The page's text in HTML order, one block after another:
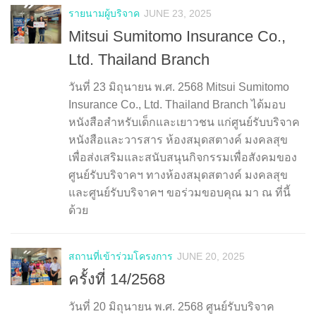
รายนามผู้บริจาค JUNE 23, 2025
Mitsui Sumitomo Insurance Co.,
Ltd. Thailand Branch
วันที่ 23 มิถุนายน พ.ศ. 2568 Mitsui Sumitomo
Insurance Co., Ltd. Thailand Branch ได้มอบ
หนังสือสำหรับเด็กและเยาวชน แก่ศูนย์รับบริจาค
หนังสือและวารสาร ห้องสมุดสตางค์ มงคลสุข
เพื่อส่งเสริมและสนับสนุนกิจกรรมเพื่อสังคมของ
ศูนย์รับบริจาคฯ ทางห้องสมุดสตางค์ มงคลสุข
และศูนย์รับบริจาคฯ ขอร่วมขอบคุณ มา ณ ที่นี้
ด้วย
สถานที่เข้าร่วมโครงการ JUNE 20, 2025
ครั้งที่ 14/2568
วันที่ 20 มิถุนายน พ.ศ. 2568 ศูนย์รับบริจาค